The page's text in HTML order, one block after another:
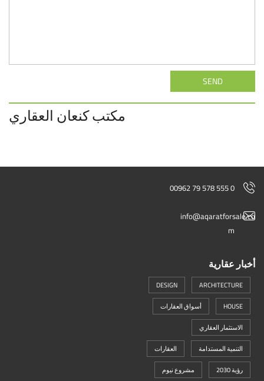
SEND
مكتب كنعان العقاري
00962 79 578 555 0
info@aqaratforsale.co
m
أخبار عقارية
ARCHITECTURE
DESIGN
HOUSE
أسواق العقارات
الاستثمار العقاري
التنمية المستدامة
العقارات
رؤية 2030
مشروع نيوم